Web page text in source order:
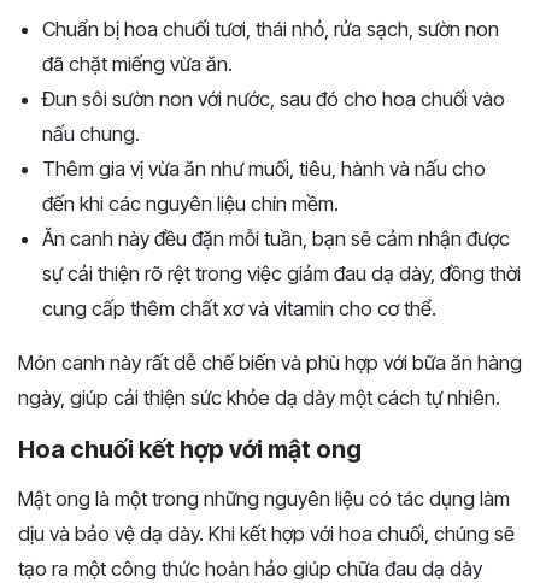
Chuẩn bị hoa chuối tươi, thái nhỏ, rửa sạch, sườn non
đã chặt miếng vừa ăn.
Đun sôi sườn non với nước, sau đó cho hoa chuối vào
nấu chung.
Thêm gia vị vừa ăn như muối, tiêu, hành và nấu cho
đến khi các nguyên liệu chín mềm.
Ăn canh này đều đặn mỗi tuần, bạn sẽ cảm nhận được
sự cải thiện rõ rệt trong việc giảm đau dạ dày, đồng thời
cung cấp thêm chất xơ và vitamin cho cơ thể.
Món canh này rất dễ chế biến và phù hợp với bữa ăn hàng
ngày, giúp cải thiện sức khỏe dạ dày một cách tự nhiên.
Hoa chuối kết hợp với mật ong
Mật ong là một trong những nguyên liệu có tác dụng làm
dịu và bảo vệ dạ dày. Khi kết hợp với hoa chuối, chúng sẽ
tạo ra một công thức hoàn hảo giúp chữa đau dạ dày